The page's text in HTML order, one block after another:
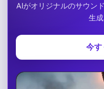
AIがオリジナルのサウン
生成
今